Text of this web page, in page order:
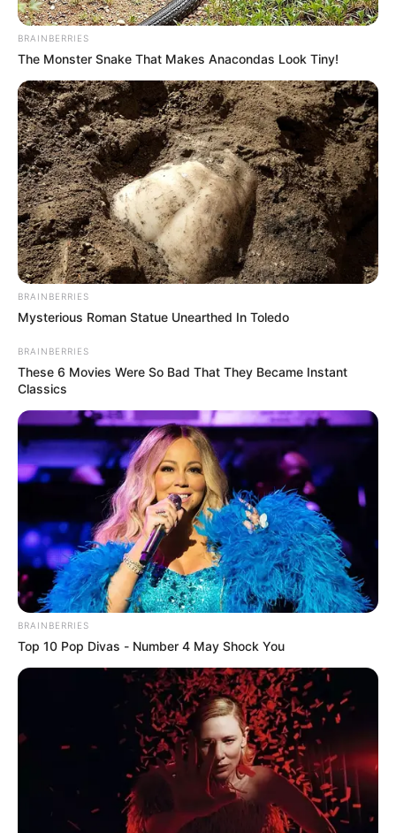
Medellín
El botón de pánico que
frustró un atraco en una
casa de cambio de
Medellín y dejó cuatro
capturados
CAPTURAS
Cayó alias “Ro”, uno de los
más grandes
estupefacientes en
CAPTURAS
¡Se les chispoteó!
Capturaron a “Los
Chespirito” tras presunto
hurto en Cartagena
CARTAGENA
Dos capturados dejan
operativos contra el hurto
Cartagena
BARRIO MANRIQUE
Abuela de 77 años
apareció sin vida en su
casa de Manrique; su hijo
fue capturado como
sospechoso
BRAINBERRIES
The Monster Snake That Makes Anacondas Look Tiny!
BRAINBERRIES
Mysterious Roman Statue Unearthed In Toledo
BRAINBERRIES
These 6 Movies Were So Bad That They Became Instant
Classics
BRAINBERRIES
Top 10 Pop Divas - Number 4 May Shock You